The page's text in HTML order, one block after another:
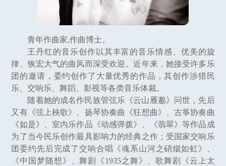
青年作曲家,作曲博士。
王丹红的音乐创作以其丰富的音乐情感、优美的旋
律、恢宏大气的曲风而深受欢迎。近年来，她接受许多乐
团的邀请，委约创作了大量优秀的作品，其创作涉猎民
乐、交响乐、舞蹈、影视等各类音乐体裁。
随着她的成名作民族管弦乐《云山雁邈》问世，先后
又有《弦上秧歌》、扬琴协奏曲《狂想曲》、古筝协奏曲
《如是》、室内乐作品《动感弹拨》、《翡翠》等作品成
为了当今民乐创作最具影响力的经典之作；受国家交响乐
团委约先后完成了交响合唱《魂系山河之硝烟如虹》、
《中国梦随想》、舞剧《1935之舞》、歌舞剧《云上太